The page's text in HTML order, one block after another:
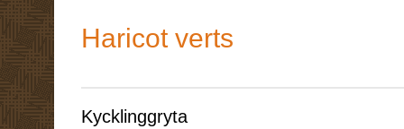
Haricot verts
Kycklinggryta